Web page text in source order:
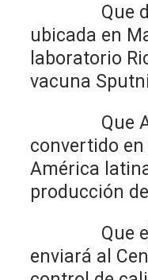
Que
ubicada en
laboratorio
vacuna
Que
convertido
América
producción
Que el
enviará al